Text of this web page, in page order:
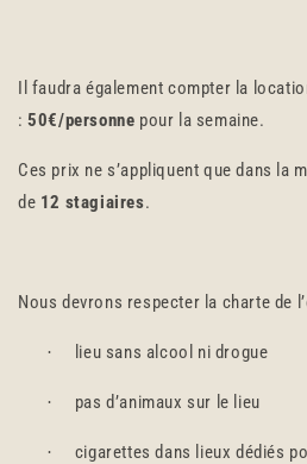
Il faudra également compter la
:50€/personne pour la semaine.
Ces prix ne s’appliquent que dans la
de 12 stagiaires.
Nous devrons respecter la charte de
· lieu sans alcool ni drogue
· pas d’animaux sur le lieu
· cigarettes dans lieux dédiés